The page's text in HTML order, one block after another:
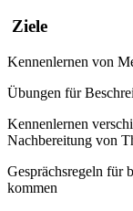
Ziele
Kennenlernen von
Übungen für
Kennenlernen
Nachbereitung von
Gesprächsregeln für
kommen